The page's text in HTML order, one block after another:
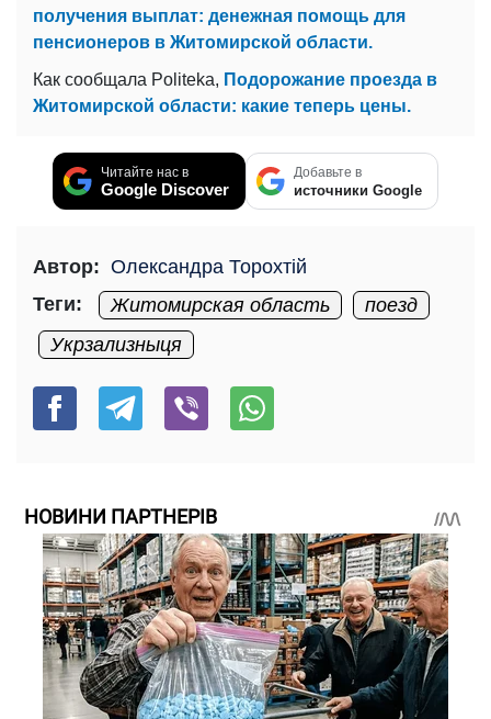
получения выплат: денежная помощь для
пенсионеров в Житомирской области.
Как сообщала Politeka, Подорожание проезда в
Житомирской области: какие теперь цены.
Читайте нас в
Google Discover
Добавьте в
источники Google
Автор: Олександра Торохтій
Теги:
Житомирская область
поезд
Укрзализныця
НОВИНИ ПАРТНЕРІВ